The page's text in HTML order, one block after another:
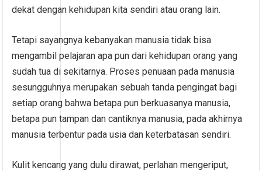
dekat dengan kehidupan kita sendiri atau orang lain.
Tetapi sayangnya kebanyakan manusia tidak bisa
mengambil pelajaran apa pun dari kehidupan orang yang
sudah tua di sekitarnya. Proses penuaan pada manusia
sesungguhnya merupakan sebuah tanda pengingat bagi
setiap orang bahwa betapa pun berkuasanya manusia,
betapa pun tampan dan cantiknya manusia, pada akhirnya
manusia terbentur pada usia dan keterbatasan sendiri.
Kulit kencang yang dulu dirawat, perlahan mengeriput,